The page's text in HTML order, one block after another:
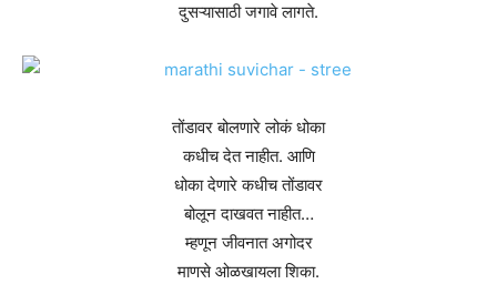
दुसऱ्यासाठी जगावे लागते.
तोंडावर बोलणारे लोकं धोका
कधीच देत नाहीत. आणि
धोका देणारे कधीच तोंडावर
बोलून दाखवत नाहीत…
म्हणून जीवनात अगोदर
माणसे ओळखायला शिका.